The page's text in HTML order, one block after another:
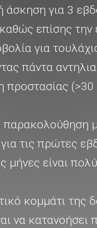
άσκηση για 3
επίσης την
για
πάντα
προστασίας
παρακολούθηση
τις πρώτες
μήνες είναι
κομμάτι της
να